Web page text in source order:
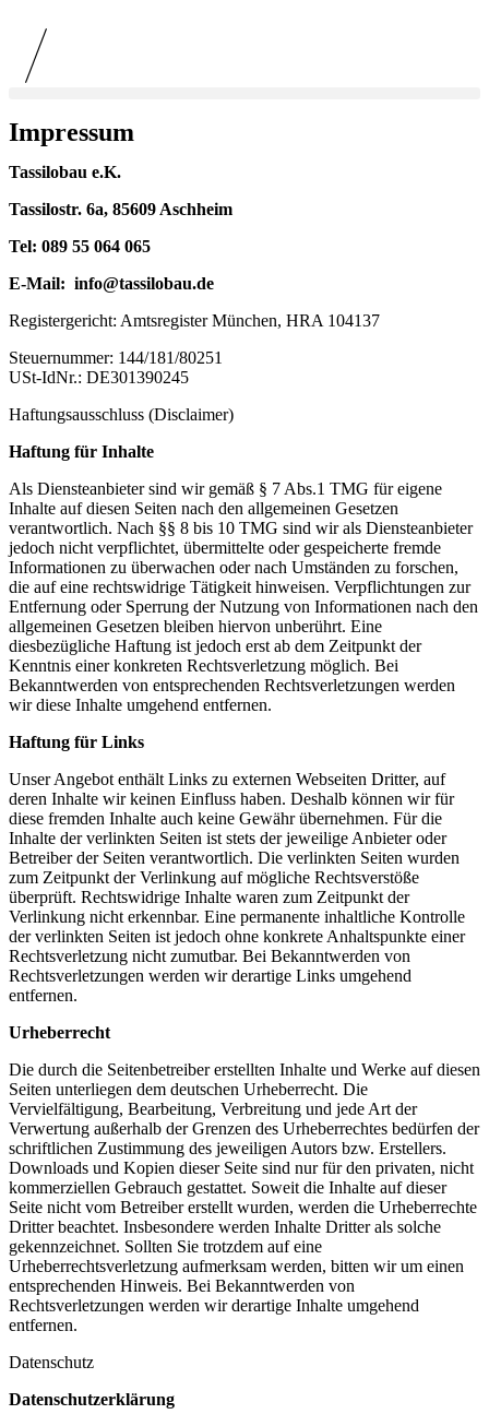
Impressum
Tassilobau e.K.
Tassilostr. 6a, 85609 Aschheim
Tel: 089 55 064 065
E-Mail: info@tassilobau.de
Registergericht: Amtsregister München, HRA 104137
Steuernummer: 144/181/80251
USt-IdNr.: DE301390245
Haftungsausschluss (Disclaimer)
Haftung für Inhalte
Als Diensteanbieter sind wir gemäß § 7 Abs.1 TMG für eigene
Inhalte auf diesen Seiten nach den allgemeinen Gesetzen
verantwortlich. Nach §§ 8 bis 10 TMG sind wir als Diensteanbieter
jedoch nicht verpflichtet, übermittelte oder gespeicherte fremde
Informationen zu überwachen oder nach Umständen zu forschen,
die auf eine rechtswidrige Tätigkeit hinweisen. Verpflichtungen zur
Entfernung oder Sperrung der Nutzung von Informationen nach den
allgemeinen Gesetzen bleiben hiervon unberührt. Eine
diesbezügliche Haftung ist jedoch erst ab dem Zeitpunkt der
Kenntnis einer konkreten Rechtsverletzung möglich. Bei
Bekanntwerden von entsprechenden Rechtsverletzungen werden
wir diese Inhalte umgehend entfernen.
Haftung für Links
Unser Angebot enthält Links zu externen Webseiten Dritter, auf
deren Inhalte wir keinen Einfluss haben. Deshalb können wir für
diese fremden Inhalte auch keine Gewähr übernehmen. Für die
Inhalte der verlinkten Seiten ist stets der jeweilige Anbieter oder
Betreiber der Seiten verantwortlich. Die verlinkten Seiten wurden
zum Zeitpunkt der Verlinkung auf mögliche Rechtsverstöße
überprüft. Rechtswidrige Inhalte waren zum Zeitpunkt der
Verlinkung nicht erkennbar. Eine permanente inhaltliche Kontrolle
der verlinkten Seiten ist jedoch ohne konkrete Anhaltspunkte einer
Rechtsverletzung nicht zumutbar. Bei Bekanntwerden von
Rechtsverletzungen werden wir derartige Links umgehend
entfernen.
Urheberrecht
Die durch die Seitenbetreiber erstellten Inhalte und Werke auf diesen
Seiten unterliegen dem deutschen Urheberrecht. Die
Vervielfältigung, Bearbeitung, Verbreitung und jede Art der
Verwertung außerhalb der Grenzen des Urheberrechtes bedürfen der
schriftlichen Zustimmung des jeweiligen Autors bzw. Erstellers.
Downloads und Kopien dieser Seite sind nur für den privaten, nicht
kommerziellen Gebrauch gestattet. Soweit die Inhalte auf dieser
Seite nicht vom Betreiber erstellt wurden, werden die Urheberrechte
Dritter beachtet. Insbesondere werden Inhalte Dritter als solche
gekennzeichnet. Sollten Sie trotzdem auf eine
Urheberrechtsverletzung aufmerksam werden, bitten wir um einen
entsprechenden Hinweis. Bei Bekanntwerden von
Rechtsverletzungen werden wir derartige Inhalte umgehend
entfernen.
Datenschutz
Datenschutzerklärung